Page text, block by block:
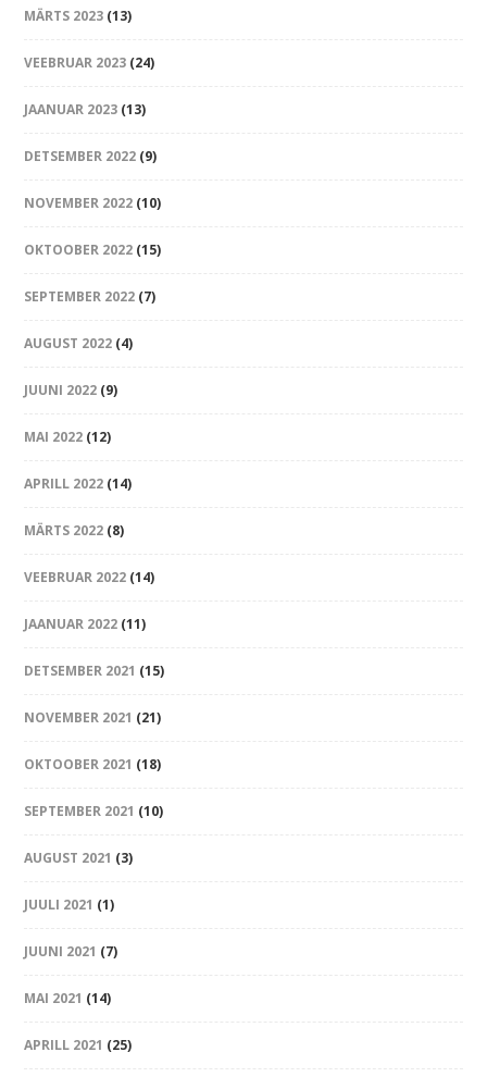
MÄRTS 2023 (13)
VEEBRUAR 2023 (24)
JAANUAR 2023 (13)
DETSEMBER 2022 (9)
NOVEMBER 2022 (10)
OKTOOBER 2022 (15)
SEPTEMBER 2022 (7)
AUGUST 2022 (4)
JUUNI 2022 (9)
MAI 2022 (12)
APRILL 2022 (14)
MÄRTS 2022 (8)
VEEBRUAR 2022 (14)
JAANUAR 2022 (11)
DETSEMBER 2021 (15)
NOVEMBER 2021 (21)
OKTOOBER 2021 (18)
SEPTEMBER 2021 (10)
AUGUST 2021 (3)
JUULI 2021 (1)
JUUNI 2021 (7)
MAI 2021 (14)
APRILL 2021 (25)